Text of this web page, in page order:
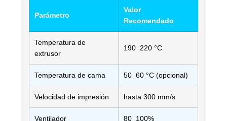
Parámetro
Valor
Recomendado
Temperatura de
extrusor
190  220 °C
Temperatura de cama 50  60 °C (opcional)
Velocidad de impresión hasta 300 mm/s
Ventilador 80  100%